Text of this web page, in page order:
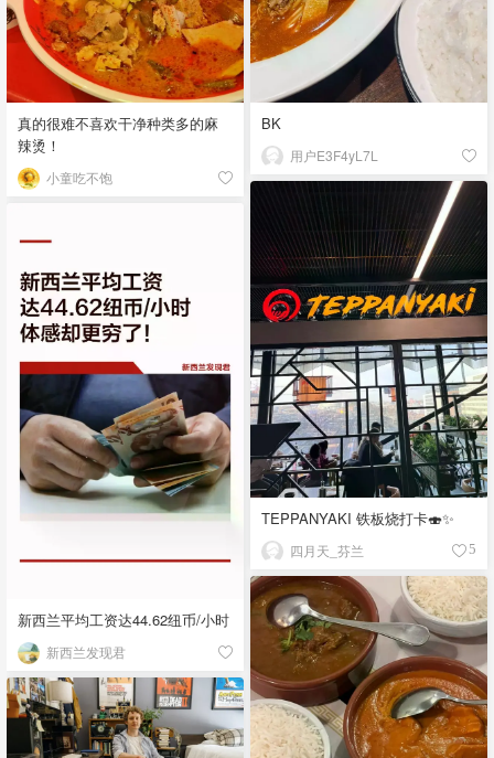
真的很难不喜欢干净种类多的麻
辣烫！
小童吃不饱
BK
用户E3F4yL7L
TEPPANYAKI 铁板烧打卡🍣✨
四月天_芬兰 5
新西兰平均工资达44.62纽币/小时
新西兰发现君